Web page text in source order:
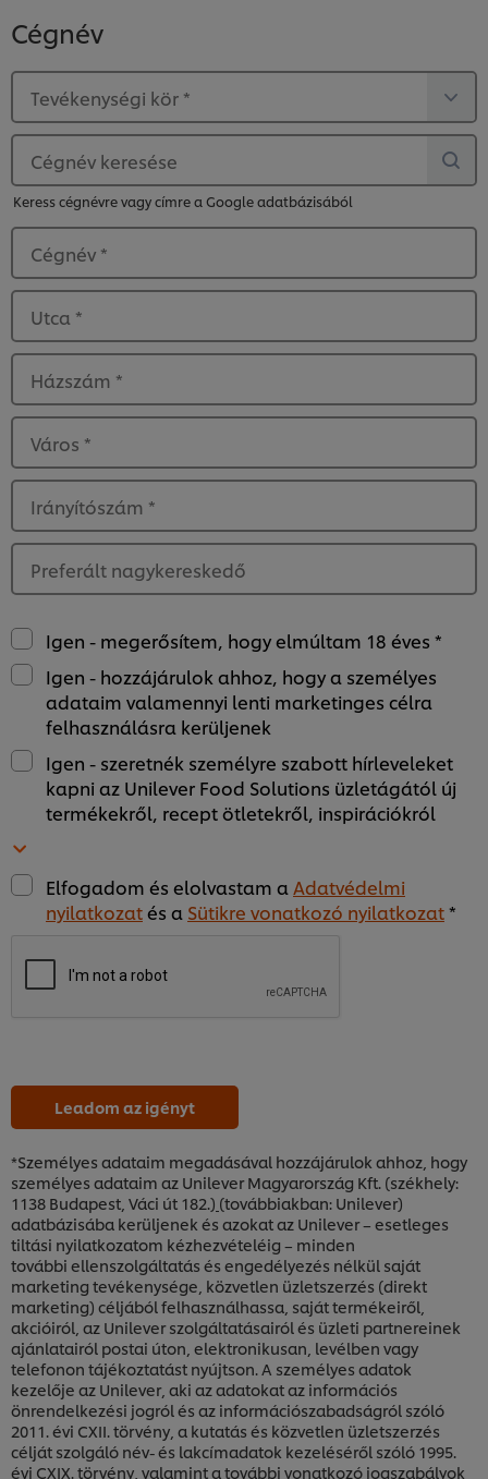
Cégnév
Tevékenységi kör *
Cégnév keresése
Keress cégnévre vagy címre a Google adatbázisából
Cégnév *
Utca *
Házszám *
Város *
Irányítószám *
Preferált nagykereskedő
Igen - megerősítem, hogy elmúltam 18 éves *
Igen - hozzájárulok ahhoz, hogy a személyes
adataim valamennyi lenti marketinges célra
felhasználásra kerüljenek
Igen - szeretnék személyre szabott hírleveleket
kapni az Unilever Food Solutions üzletágától új
termékekről, recept ötletekről, inspirációkról
Elfogadom és elolvastam a Adatvédelmi
nyilatkozatés a Sütikre vonatkozó nyilatkozat*
Leadom az igényt
*Személyes adataim megadásával hozzájárulok ahhoz, hogy
személyes adataim az Unilever Magyarország Kft. (székhely:
1138 Budapest, Váci út 182.) (továbbiakban: Unilever)
adatbázisába kerüljenek és azokat az Unilever – esetleges
tiltási nyilatkozatom kézhezvételéig – minden
további ellenszolgáltatás és engedélyezés nélkül saját
marketing tevékenysége, közvetlen üzletszerzés (direkt
marketing) céljából felhasználhassa, saját termékeiről,
akcióiról, az Unilever szolgáltatásairól és üzleti partnereinek
ajánlatairól postai úton, elektronikusan, levélben vagy
telefonon tájékoztatást nyújtson. A személyes adatok
kezelője az Unilever, aki az adatokat az információs
önrendelkezési jogról és az információszabadságról szóló
2011. évi CXII. törvény, a kutatás és közvetlen üzletszerzés
célját szolgáló név- és lakcímadatok kezeléséről szóló 1995.
évi CXIX. törvény, valamint a további vonatkozó jogszabályok
A weboldalon sütiket (és hasonló technológiákat)
használunk a felhasználói élmény javítása érdekében.